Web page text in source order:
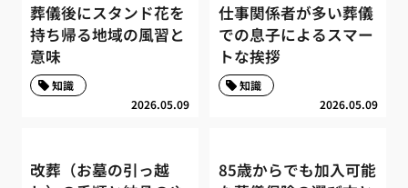
葬儀後にスタンド花を
持ち帰る地域の風習と
意味
2026.05.09
知識
仕事関係者が多い葬儀
での息子によるスマー
トな挨拶
2026.05.09
知識
改葬（お墓の引っ越
85歳からでも加入可能